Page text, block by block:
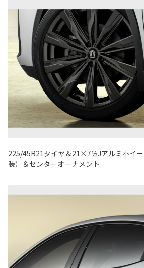
225/45R21タイヤ＆21×7½Jアルミホイ
装）＆センターオーナメント